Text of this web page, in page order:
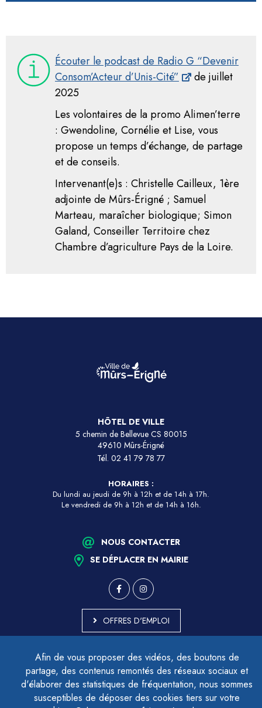
Afin de vous proposer des vidéos, des boutons de
partage, des contenus remontés des réseaux sociaux et
d'élaborer des statistiques de fréquentation, nous sommes
susceptibles de déposer des cookies tiers sur votre
Écouter le podcast de Radio G “Devenir
Consom’Acteur d’Unis-Cité”
de juillet
2025
Les volontaires de la promo Alimen’terre
: Gwendoline, Cornélie et Lise, vous
propose un temps d’échange, de partage
et de conseils.
Intervenant(e)s : Christelle Cailleux, 1ère
adjointe de Mûrs-Érigné ; Samuel
Marteau, maraîcher biologique; Simon
Galand, Conseiller Territoire chez
Chambre d’agriculture Pays de la Loire.
HÔTEL DE VILLE
5 chemin de Bellevue CS 80015
49610 Mûrs-Érigné
Tél. 02 41 79 78 77
HORAIRES :
Du lundi au jeudi de 9h à 12h et de 14h à 17h.
Le vendredi de 9h à 12h et de 14h à 16h.
NOUS CONTACTER
SE DÉPLACER EN MAIRIE
OFFRES D'EMPLOI
ACCESSIBILITÉ - PARTIELLEMENT CONFORME
PLAN DU SITE
MENTIONS LÉGALES
CONTACTER LE DÉLÉGUÉ À LA PROTECTION DES DONNÉES